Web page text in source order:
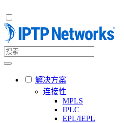
解决方案
连接性
MPLS
IPLC
EPL/IEPL